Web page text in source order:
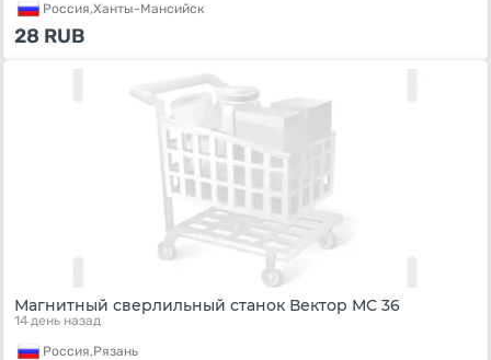
Россия,Ханты-Мансийск
28 RUB
Магнитный сверлильный станок Вектор МС 36
14 день назад
Россия,Рязань